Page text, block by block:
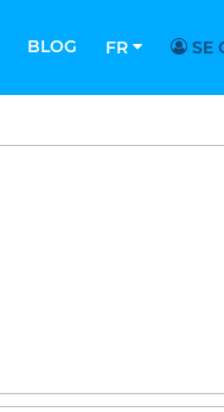
BLOG FR SE